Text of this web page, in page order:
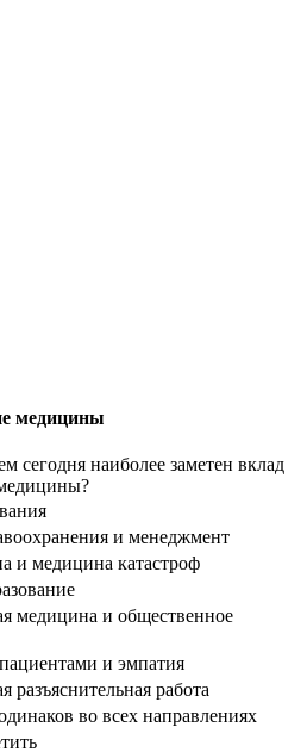
медицины
сегодня наиболее заметен вклад
и менеджмент
и медицина катастроф
медицина и общественное
и эмпатия
разъяснительная работа
во всех направлениях